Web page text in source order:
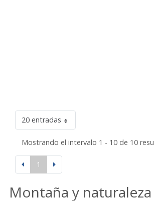
20 entradas
Mostrando el intervalo 1 - 10 de 10
1
Montaña y naturaleza